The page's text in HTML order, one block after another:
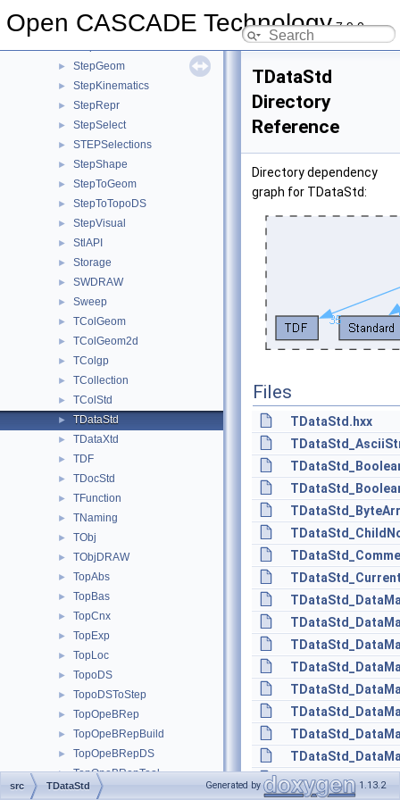
Open CASCADE Technology7.9.0
StepFEA
► StepGeom
► StepKinematics
► StepRepr
► StepSelect
► STEPSelections
► StepShape
► StepToGeom
► StepToTopoDS
► StepVisual
► StlAPI
► Storage
► SWDRAW
► Sweep
► TColGeom
► TColGeom2d
► TColgp
► TCollection
► TColStd
► TDataStd
► TDataXtd
► TDF
► TDocStd
► TFunction
► TNaming
► TObj
► TObjDRAW
► TopAbs
► TopBas
► TopCnx
► TopExp
► TopLoc
► TopoDS
► TopoDSToStep
► TopOpeBRep
► TopOpeBRepBuild
► TopOpeBRepDS
► TopOpeBRepTool
► TopTools
TDataStd
Directory
Reference
Directory dependency
graph for TDataStd:
Files
TDataStd.hxx
src TDataStd Generated by 1.13.2